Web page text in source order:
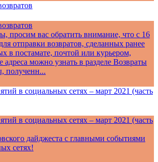
просим вас обратить внимание, что с 16
отправки возвратов, сделанных ранее
в постамате, почтой или курьером,
можно узнать в разделе Возвраты
полученн...
в социальных сетях – март 2021 (часть
в социальных сетях – март 2021 (часть
дайджеста с главными событиями
сетях!